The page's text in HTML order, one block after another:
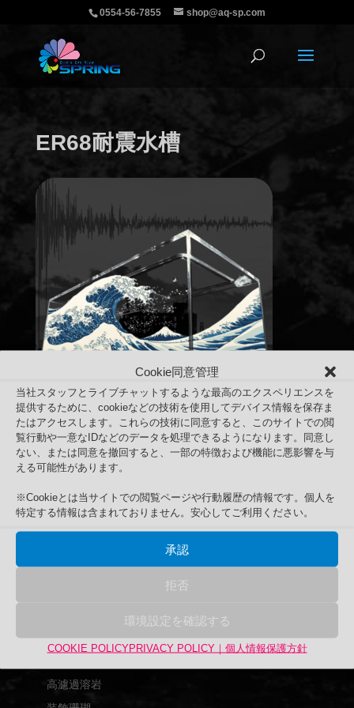
Cookie同意管理
当社スタッフとライブチャットするような最高のエクスペリエンスを
提供するために、cookieなどの技術を使用してデバイス情報を保存ま
たはアクセスします。これらの技術に同意すると、このサイトでの閲
覧行動や一意なIDなどのデータを処理できるようになります。同意し
ない、または同意を撤回すると、一部の特徴および機能に悪影響を与
える可能性があります。
※Cookieとは当サイトでの閲覧ページや行動履歴の情報です。個人を
特定する情報は含まれておりません。安心してご利用ください。
承認
拒否
環境設定を確認する
COOKIE POLICYPRIVACY POLICY｜個人情報保護方針
0554-56-7855 shop@aq-sp.com
ER68耐震水槽
ER68耐震水槽
Search
索
対
象:
商品カテゴリー
UPCYCLE
アクリル水槽
高濾過溶岩